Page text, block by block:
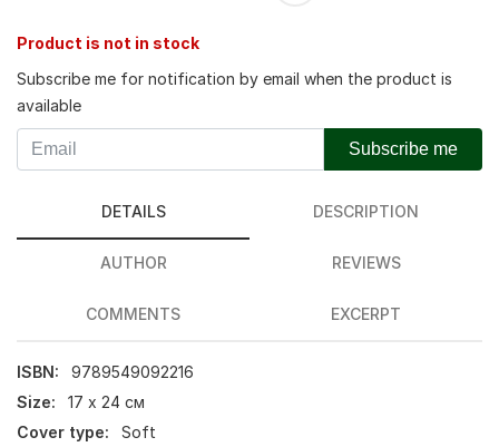
Product is not in stock
Subscribe me for notification by email when the product is
available
Subscribe me
DETAILS DESCRIPTION
AUTHOR REVIEWS
COMMENTS EXCERPT
ISBN:
9789549092216
Size:
17 х 24 см
Cover type:
Soft